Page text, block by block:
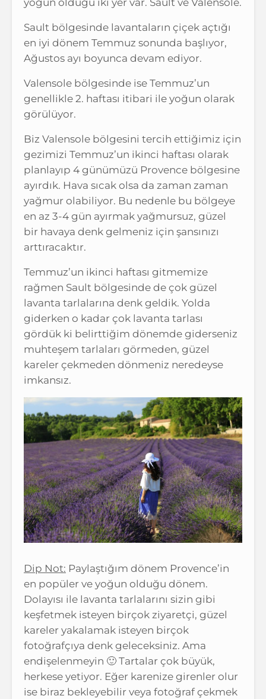
Sault bölgesinde lavantaların çiçek açtığı
en iyi dönem Temmuz sonunda başlıyor,
Ağustos ayı boyunca devam ediyor.
Valensole bölgesinde ise Temmuz’un
genellikle 2. haftası itibari ile yoğun olarak
görülüyor.
Biz Valensole bölgesini tercih ettiğimiz için
gezimizi Temmuz’un ikinci haftası olarak
planlayıp 4 günümüzü Provence bölgesine
ayırdık. Hava sıcak olsa da zaman zaman
yağmur olabiliyor. Bu nedenle bu bölgeye
en az 3-4 gün ayırmak yağmursuz, güzel
bir havaya denk gelmeniz için şansınızı
arttıracaktır.
Temmuz’un ikinci haftası gitmemize
rağmen Sault bölgesinde de çok güzel
lavanta tarlalarına denk geldik. Yolda
giderken o kadar çok lavanta tarlası
gördük ki belirttiğim dönemde giderseniz
muhteşem tarlaları görmeden, güzel
kareler çekmeden dönmeniz neredeyse
imkansız.
Dip Not: Paylaştığım dönem Provence’in
en popüler ve yoğun olduğu dönem.
Dolayısı ile lavanta tarlalarını sizin gibi
keşfetmek isteyen birçok ziyaretçi, güzel
kareler yakalamak isteyen birçok
fotoğrafçıya denk geleceksiniz. Ama
endişelenmeyin 🙂 Tartalar çok büyük,
herkese yetiyor. Eğer karenize girenler olur
ise biraz bekleyebilir veya fotoğraf çekmek